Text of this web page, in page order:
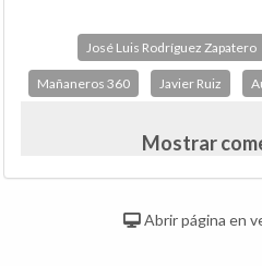
José Luis Rodríguez Zapatero
Mañaneros 360 Javier Ruiz
Mostrar
Abrir página en